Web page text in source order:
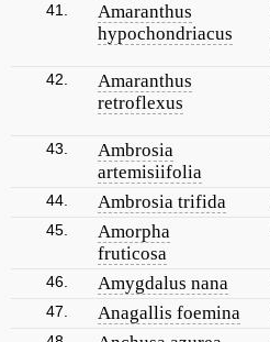
41.
Amaranthus
hypochondriacus
42.
Amaranthus
retroflexus
43.
Ambrosia
artemisiifolia
44. Ambrosia trifida
45.
Amorpha
fruticosa
46. Amygdalus nana
47.
Anagallis foemina